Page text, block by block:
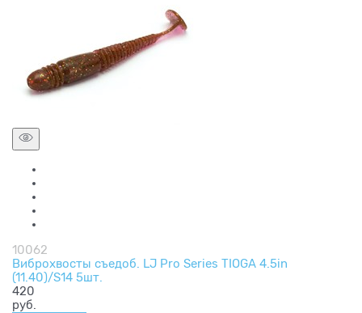
10062
Виброхвосты съедоб. LJ Pro Series TIOGA 4.5in
(11.40)/S14 5шт.
420
руб.